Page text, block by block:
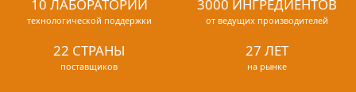
10 ЛАБОРАТОРИЙ
технологической поддержки
3000 ИНГРЕДИЕНТОВ
от ведущих производителей
22 СТРАНЫ
поставщиков
27 ЛЕТ
на рынке